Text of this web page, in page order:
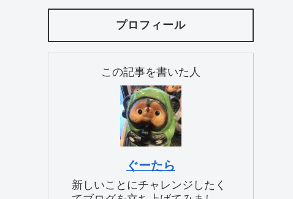
プロフィール
この記事を書いた人
ぐーたら
新しいことにチャレンジしたく